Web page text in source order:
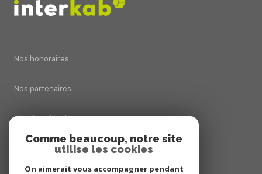
Nos honoraires
Nos partenaires
Mentions légales
Comme beaucoup, notre site
utilise les cookies
On aimerait vous accompagner pendant